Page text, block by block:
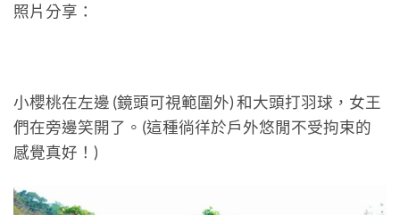
照片分享：
小櫻桃在左邊 (鏡頭可視範圍外) 和大頭打羽球，女王
們在旁邊笑開了。(這種徜徉於戶外悠閒不受拘束的
感覺真好！)